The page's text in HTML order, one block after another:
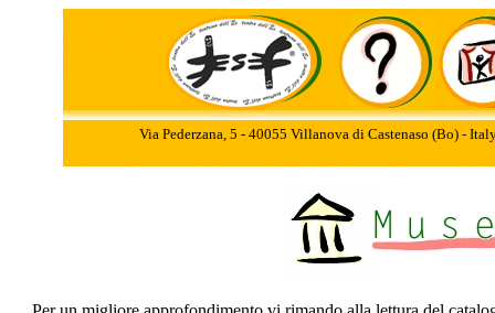
Via Pederzana, 5 - 40055 Villanova di Castenaso (Bo) -